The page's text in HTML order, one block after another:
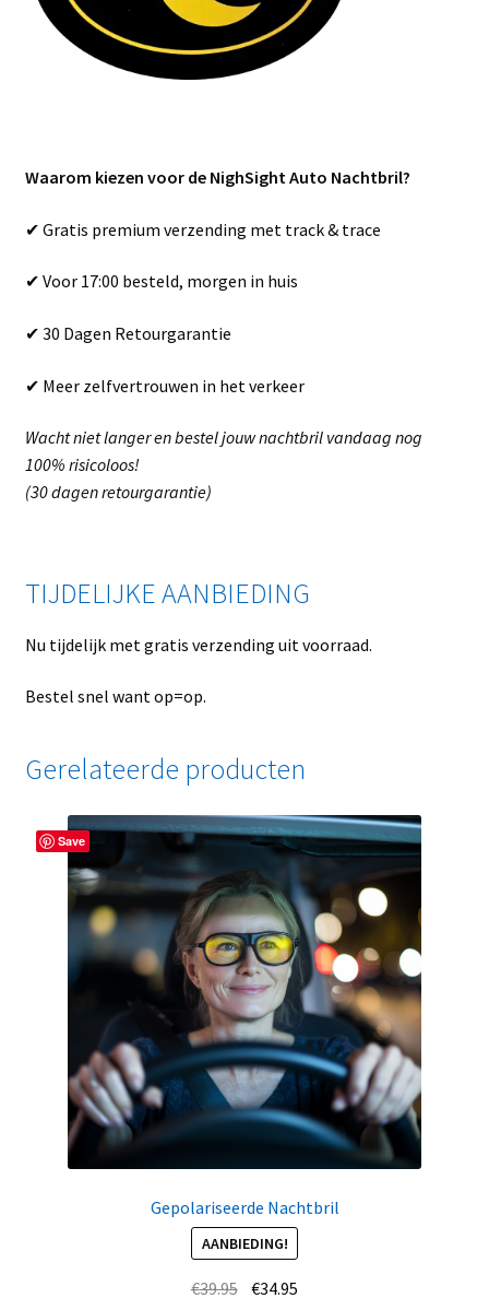
Waarom kiezen voor de NighSight Auto Nachtbril?
✔ Gratis premium verzending met track & trace
✔ Voor 17:00 besteld, morgen in huis
✔ 30 Dagen Retourgarantie
✔ Meer zelfvertrouwen in het verkeer
Wacht niet langer en bestel jouw nachtbril vandaag nog
100% risicoloos!
(30 dagen retourgarantie)
TIJDELIJKE AANBIEDING
Nu tijdelijk met gratis verzending uit voorraad.
Bestel snel want op=op.
Gerelateerde producten
Save
Gepolariseerde Nachtbril
AANBIEDING!
€39.95 Oorspronkelijke
€34.95